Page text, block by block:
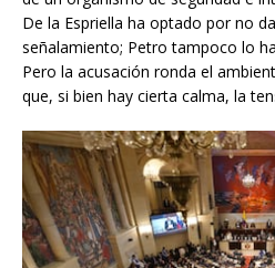
De la Espriella ha optado por no
señalamiento; Petro tampoco lo
Pero la acusación ronda el
que, si bien hay cierta calma, la